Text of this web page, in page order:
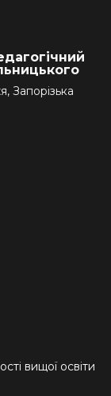
Запорізька
вищої освіти